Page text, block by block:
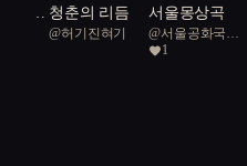
억을 청춘의 리듬
@허기진혀기
서울몽상곡
@서울공화국일
급시민
1